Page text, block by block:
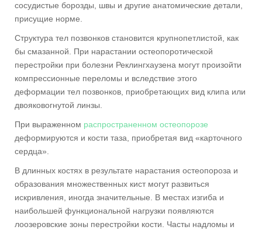
сосудистые борозды, швы и другие анатомические детали,
присущие норме.
Структура тел позвонков становится крупнопетлистой, как
бы смазанной. При нарастании остеопоротической
перестройки при болезни Реклингхаузена могут произойти
компрессионные переломы и вследствие этого
деформации тел позвонков, приобретающих вид клипа или
двояковогнутой линзы.
При выраженном распространенном остеопорозе
деформируются и кости таза, приобретая вид «карточного
сердца».
В длинных костях в результате нарастания остеопороза и
образования множественных кист могут развиться
искривления, иногда значительные. В местах изгиба и
наибольшей функциональной нагрузки появляются
лоозеровские зоны перестройки кости. Часты надломы и